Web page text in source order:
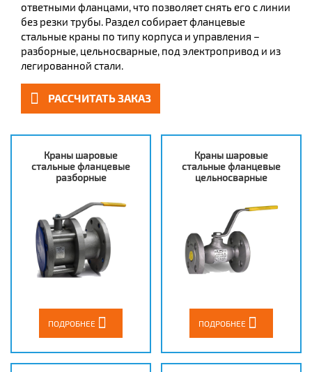
ответными фланцами, что позволяет снять его с линии
без резки трубы. Раздел собирает фланцевые
стальные краны по типу корпуса и управления –
разборные, цельносварные, под электропривод и из
легированной стали.
РАССЧИТАТЬ ЗАКАЗ
Краны шаровые
стальные фланцевые
разборные
ПОДРОБНЕЕ
Краны шаровые
стальные фланцевые
цельносварные
ПОДРОБНЕЕ